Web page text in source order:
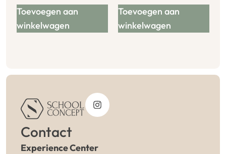
Toevoegen aan
winkelwagen
Toevoegen aan
winkelwagen
Contact
Experience Center